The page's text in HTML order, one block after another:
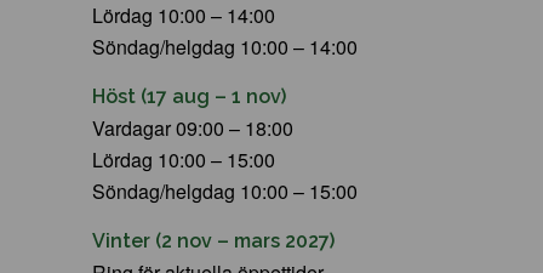
Lördag 10:00 – 14:00
Söndag/helgdag 10:00 – 14:00
Höst (17 aug – 1 nov)
Vardagar 09:00 – 18:00
Lördag 10:00 – 15:00
Söndag/helgdag 10:00 – 15:00
Vinter (2 nov – mars 2027)